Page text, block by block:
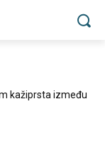
kažiprsta između